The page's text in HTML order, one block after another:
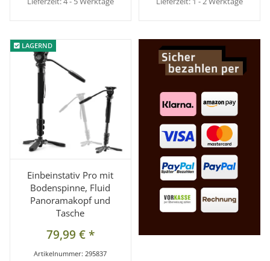
LAGERND
LAGERND
Einbeinstativ Pro mit
Bodenspinne, Fluid
Panoramakopf und
Tasche
79,99 €*
Artikelnummer:295837